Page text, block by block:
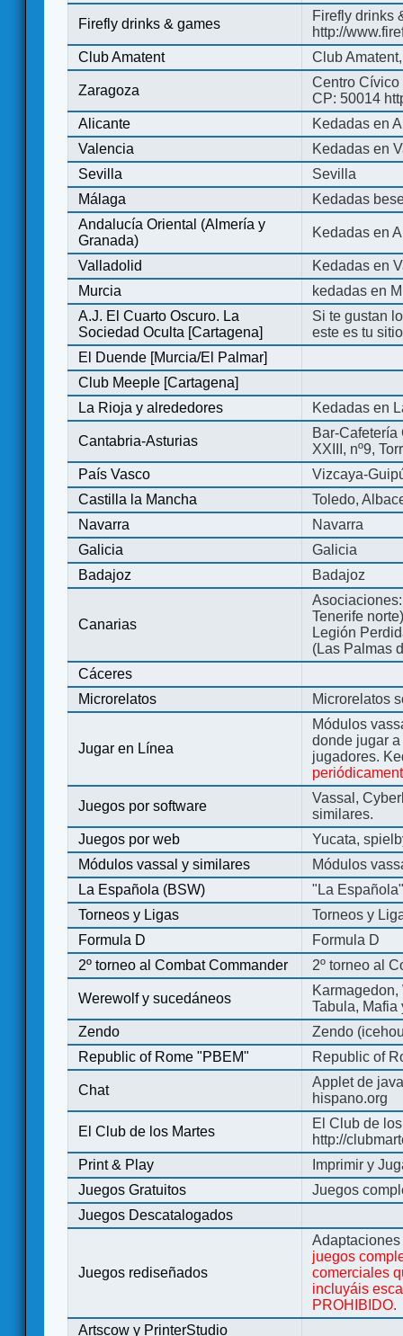
Firefly drinks & games
Firefly drinks
http://
Club Amatent
Club
Zaragoza
Centro Cívico
CP: 50014
Alicante
Kedadas en
Valencia
Kedadas en
Sevilla
Sevilla
Málaga
Kedadas
Andalucía Oriental (Almería y
Granada)
Kedadas en
Valladolid
Kedadas en
Murcia
kedadas en
A.J. El Cuarto Oscuro. La
Sociedad Oculta [Cartagena]
Si te gustan
este es tu
El Duende [Murcia/El Palmar]
Club Meeple [Cartagena]
La Rioja y alrededores
Kedadas en
Cantabria-Asturias
Bar-
XXIII, nº9,
País Vasco
Vizcaya-
Castilla la Mancha
Toledo,
Navarra
Navarra
Galicia
Galicia
Badajoz
Badajoz
Canarias
Tenerife
Legión
(Las Palmas
Cáceres
Microrelatos
Microrelatos
Jugar en Línea
Módulos
donde jugar
jugadores.
Juegos por software
Vassal,
similares.
Juegos por web
Yucata,
Módulos vassal y similares
Módulos
La Española (BSW)
"La
Torneos y Ligas
Torneos y
Formula D
Formula D
2º torneo al Combat Commander
2º torneo al
Werewolf y sucedáneos
Tabula, Mafia
Zendo
Zendo
Republic of Rome "PBEM"
Republic of
Chat
Applet de
hispano.org
El Club de los Martes
El Club de
http://
Print & Play
Imprimir y
Juegos Gratuitos
Juegos
Juegos Descatalogados
Juegos rediseñados
juegos
comerciales
incluyáis
PROHIBIDO.
Artscow y PrinterStudio